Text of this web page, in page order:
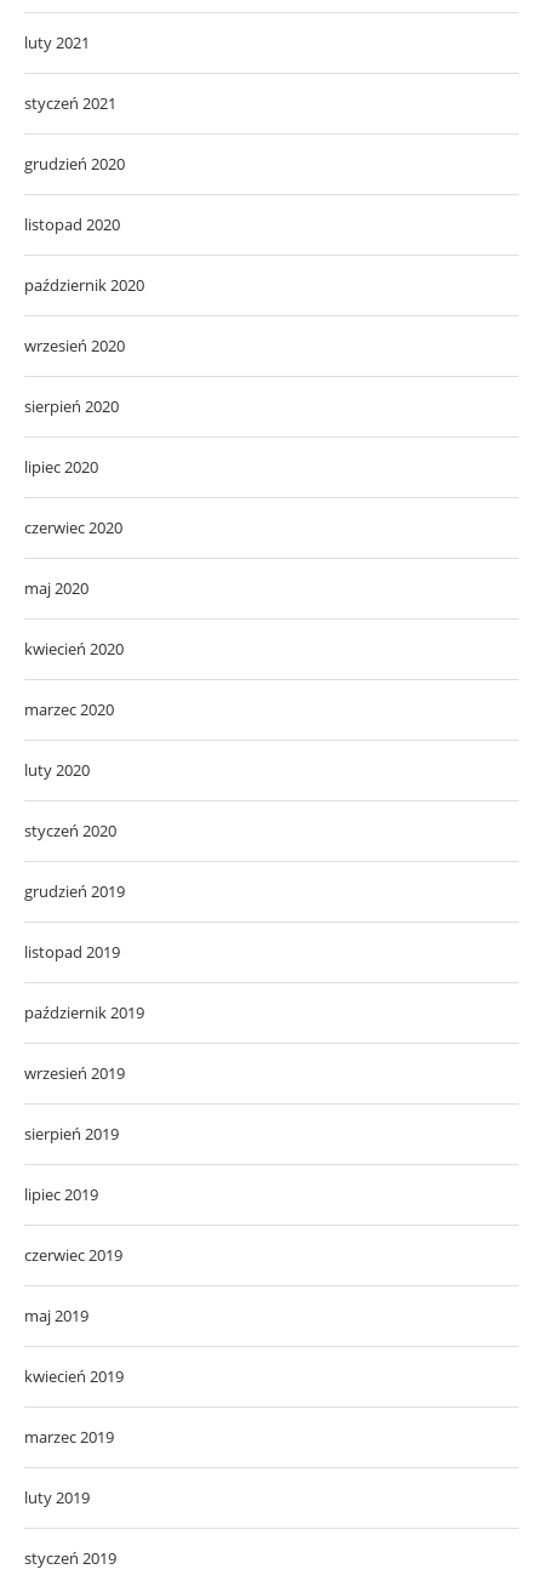
luty 2021
styczeń 2021
grudzień 2020
listopad 2020
październik 2020
wrzesień 2020
sierpień 2020
lipiec 2020
czerwiec 2020
maj 2020
kwiecień 2020
marzec 2020
luty 2020
styczeń 2020
grudzień 2019
listopad 2019
październik 2019
wrzesień 2019
sierpień 2019
lipiec 2019
czerwiec 2019
maj 2019
kwiecień 2019
marzec 2019
luty 2019
styczeń 2019